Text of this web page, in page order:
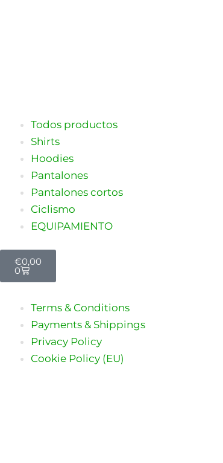
Todos productos
Shirts
Hoodies
Pantalones
Pantalones cortos
Ciclismo
EQUIPAMIENTO
€0,00
0
Carrito
Terms & Conditions
Payments & Shippings
Privacy Policy
Cookie Policy (EU)